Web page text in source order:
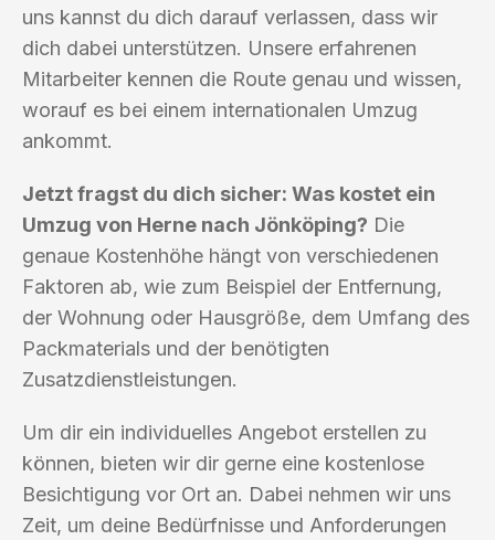
uns kannst du dich darauf verlassen, dass wir
dich dabei unterstützen. Unsere erfahrenen
Mitarbeiter kennen die Route genau und wissen,
worauf es bei einem internationalen Umzug
ankommt.
Jetzt fragst du dich sicher: Was kostet ein
Umzug von Herne nach Jönköping? Die
genaue Kostenhöhe hängt von verschiedenen
Faktoren ab, wie zum Beispiel der Entfernung,
der Wohnung oder Hausgröße, dem Umfang des
Packmaterials und der benötigten
Zusatzdienstleistungen.
Um dir ein individuelles Angebot erstellen zu
können, bieten wir dir gerne eine kostenlose
Besichtigung vor Ort an. Dabei nehmen wir uns
Zeit, um deine Bedürfnisse und Anforderungen